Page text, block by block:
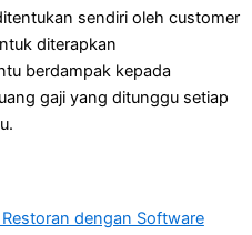
sendiri oleh customer
diterapkan
berdampak kepada
gaji yang ditunggu setiap
dengan Software